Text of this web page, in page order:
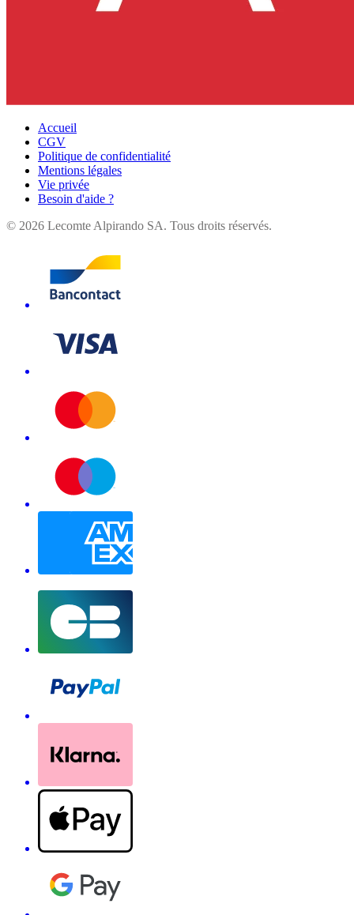
Accueil
CGV
Politique de confidentialité
Mentions légales
Vie privée
Besoin d'aide ?
© 2026 Lecomte Alpirando SA. Tous droits réservés.